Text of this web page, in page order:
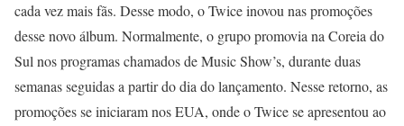
cada vez mais fãs. Desse modo, o Twice inovou nas promoções
desse novo álbum. Normalmente, o grupo promovia na Coreia do
Sul nos programas chamados de Music Show’s, durante duas
semanas seguidas a partir do dia do lançamento. Nesse retorno, as
promoções se iniciaram nos EUA, onde o Twice se apresentou ao